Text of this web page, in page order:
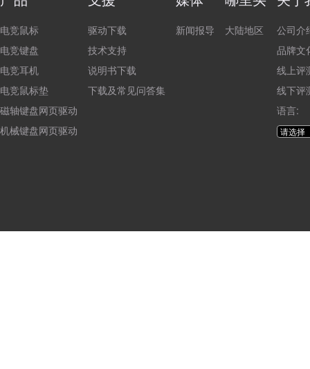
电竞鼠标
电竞键盘
电竞耳机
电竞鼠标垫
磁轴键盘网页驱动
机械键盘网页驱动
驱动下载
技术支持
说明书下载
下载及常见问答集
新闻报导 大陆地区
公司介
品牌文
线上评
线下评
语言: